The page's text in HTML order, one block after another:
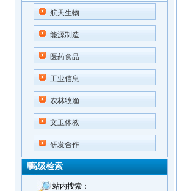
航天生物
能源制造
医药食品
工业信息
农林牧渔
文卫体教
研发合作
高级检索
站内搜索：